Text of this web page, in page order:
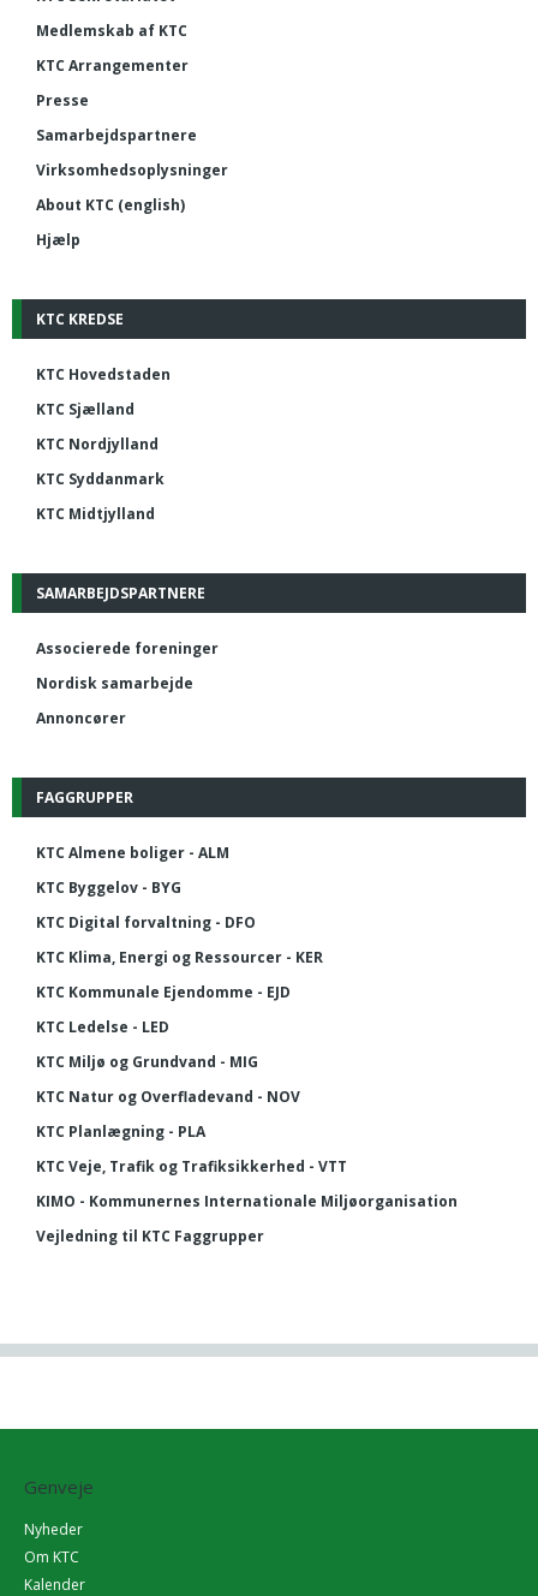
Medlemskab af KTC
KTC Arrangementer
Presse
Samarbejdspartnere
Virksomhedsoplysninger
About KTC (english)
Hjælp
KTC KREDSE
KTC Hovedstaden
KTC Sjælland
KTC Nordjylland
KTC Syddanmark
KTC Midtjylland
SAMARBEJDSPARTNERE
Associerede foreninger
Nordisk samarbejde
Annoncører
FAGGRUPPER
KTC Almene boliger - ALM
KTC Byggelov - BYG
KTC Digital forvaltning - DFO
KTC Klima, Energi og Ressourcer - KER
KTC Kommunale Ejendomme - EJD
KTC Ledelse - LED
KTC Miljø og Grundvand - MIG
KTC Natur og Overfladevand - NOV
KTC Planlægning - PLA
KTC Veje, Trafik og Trafiksikkerhed - VTT
KIMO - Kommunernes Internationale Miljøorganisation
Vejledning til KTC Faggrupper
Genveje
Nyheder
Om KTC
Kalender